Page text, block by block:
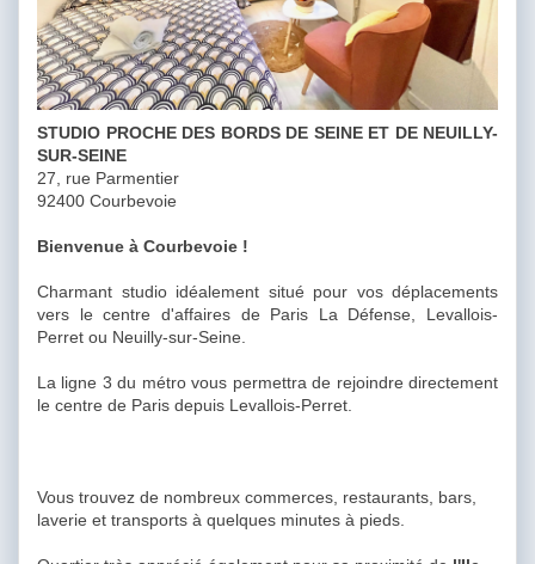
STUDIO PROCHE DES BORDS DE SEINE ET DE NEUILLY-
SUR-SEINE
27, rue Parmentier
92400 Courbevoie
Bienvenue à Courbevoie !
Charmant studio idéalement situé pour vos déplacements
vers le centre d'affaires de Paris La Défense, Levallois-
Perret ou Neuilly-sur-Seine.
La ligne 3 du métro vous permettra de rejoindre directement
le centre de Paris depuis Levallois-Perret.
Vous trouvez de nombreux commerces, restaurants, bars,
laverie et transports à quelques minutes à pieds.